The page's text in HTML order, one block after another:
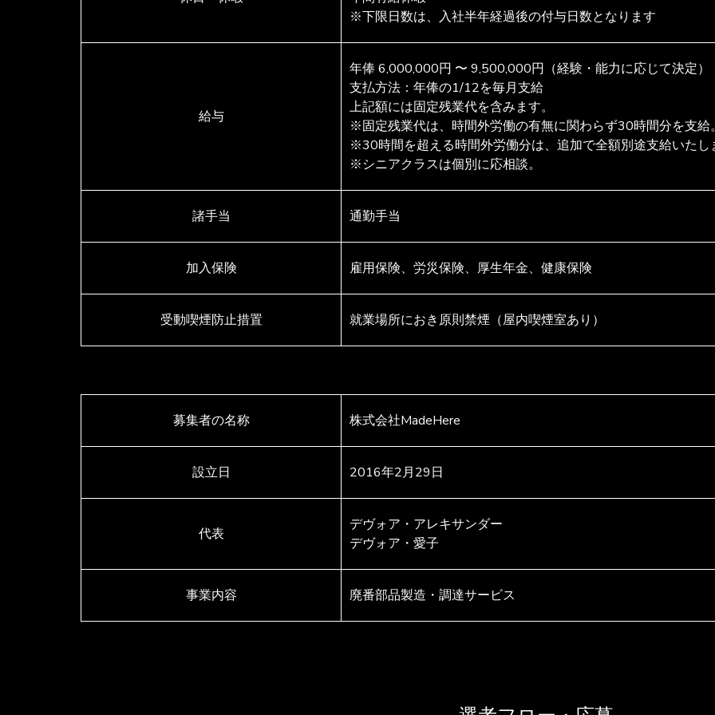
※下限日数は、入社半年経過後の付与日数となります
給与
年俸 6,000,000円 〜 9,500,000円（経験・能力に応じて決定）
支払方法：年俸の1/12を毎月支給
上記額には固定残業代を含みます。
※固定残業代は、時間外労働の有無に関わらず30時間分を支給。
※30時間を超える時間外労働分は、追加で全額別途支給いたし
※シニアクラスは個別に応相談。
諸手当 通勤手当
加入保険 雇用保険、労災保険、厚生年金、健康保険
受動喫煙防止措置 就業場所におき原則禁煙（屋内喫煙室あり）
募集者の名称 株式会社MadeHere
設立日 2016年2月29日
代表
デヴォア・アレキサンダー
デヴォア・愛子
事業内容 廃番部品製造・調達サービス